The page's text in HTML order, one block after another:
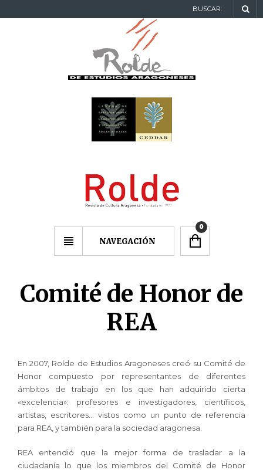
BUSCAR:
NAVEGACIÓN
0
Comité de Honor de
REA
En 2007, Rolde de Estudios Aragoneses creó su Comité de
Honor compuesto por representantes de diferentes
ámbitos de trabajo en los que han adquirido cierta
«excelencia»: profesores e investigadores, científicos,
artistas, escritores… vistos como un punto de referencia
para REA, y también para la sociedad aragonesa.
REA entendió que la mejor forma de trasladar a la
ciudadanía lo que los miembros del Comité de Honor